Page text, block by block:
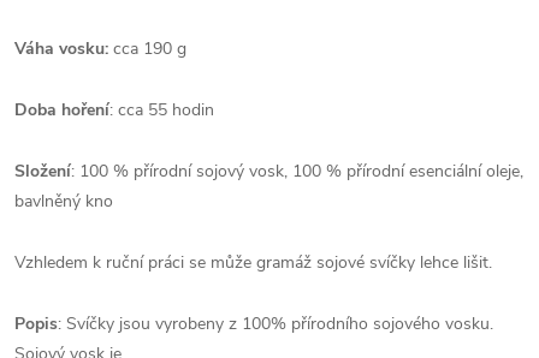
Váha vosku: cca 190 g
Doba hoření: cca 55 hodin
Složení: 100 % přírodní sojový vosk, 100 % přírodní esenciální oleje,
bavlněný kno
Vzhledem k ruční práci se může gramáž sojové svíčky lehce lišit.
Popis: Svíčky jsou vyrobeny z 100% přírodního sojového vosku.